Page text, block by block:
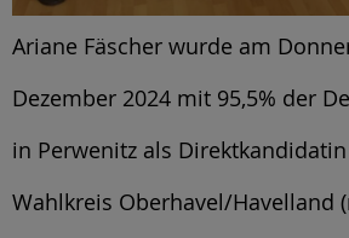
Ariane Fäscher wurde am
Dezember 2024 mit 95,5% der
in Perwenitz als
Wahlkreis Oberhavel/Havelland